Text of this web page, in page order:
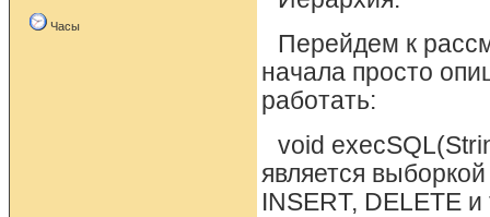
Часы
Перейдем к
начала просто
работать:
void
является
INSERT, DELETE и